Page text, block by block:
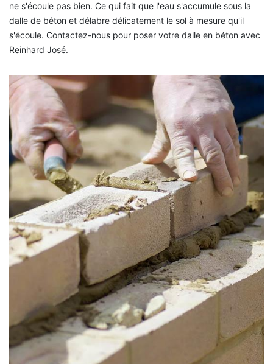
ne s'écoule pas bien. Ce qui fait que l'eau s'accumule sous la
dalle de béton et délabre délicatement le sol à mesure qu'il
s'écoule. Contactez-nous pour poser votre dalle en béton avec
Reinhard José.